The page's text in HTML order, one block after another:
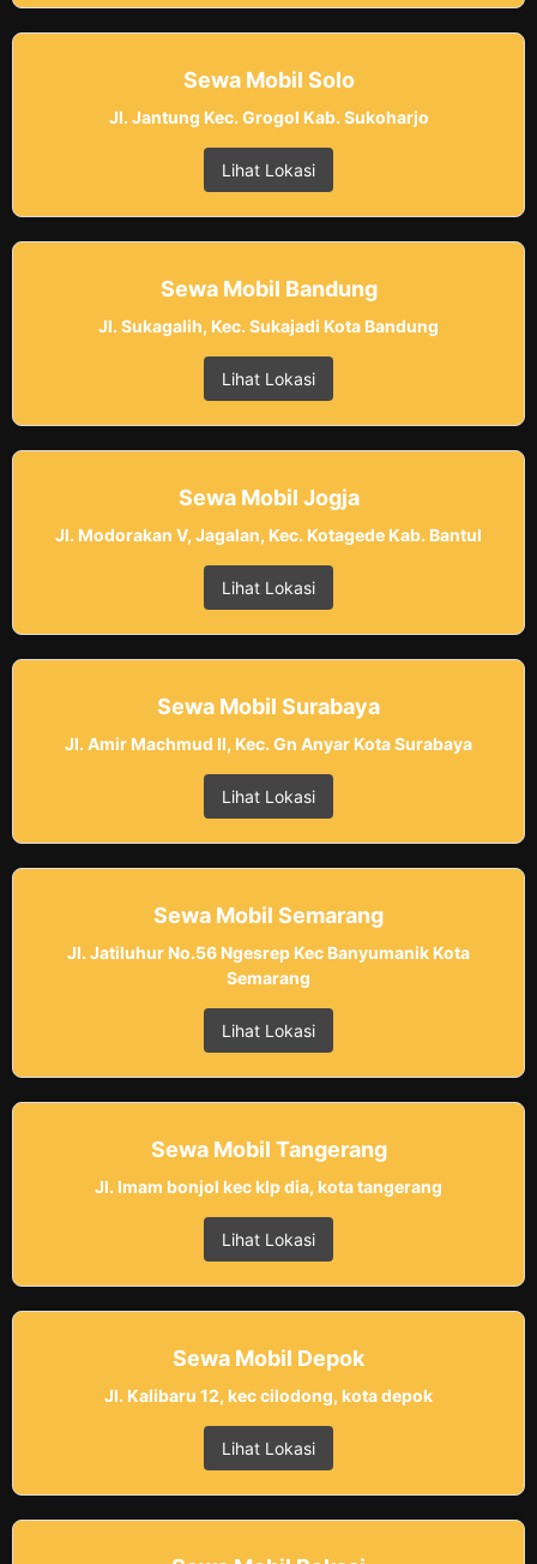
Sewa Mobil Solo
Jl. Jantung Kec. Grogol Kab. Sukoharjo
Lihat Lokasi
Sewa Mobil Bandung
Jl. Sukagalih, Kec. Sukajadi Kota Bandung
Lihat Lokasi
Sewa Mobil Jogja
Jl. Modorakan V, Jagalan, Kec. Kotagede Kab. Bantul
Lihat Lokasi
Sewa Mobil Surabaya
Jl. Amir Machmud II, Kec. Gn Anyar Kota Surabaya
Lihat Lokasi
Sewa Mobil Semarang
Jl. Jatiluhur No.56 Ngesrep Kec Banyumanik Kota
Semarang
Lihat Lokasi
Sewa Mobil Tangerang
Jl. Imam bonjol kec klp dia, kota tangerang
Lihat Lokasi
Sewa Mobil Depok
Jl. Kalibaru 12, kec cilodong, kota depok
Lihat Lokasi